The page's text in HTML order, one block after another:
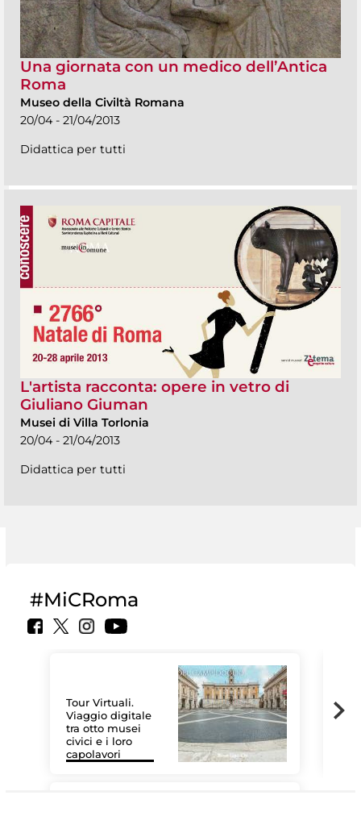
Una giornata con un medico dell’Antica
Roma
Museo della Civiltà Romana
20/04 - 21/04/2013
Didattica per tutti
L'artista racconta: opere in vetro di
Giuliano Giuman
Musei di Villa Torlonia
20/04 - 21/04/2013
Didattica per tutti
#MiCRoma
Tour Virtuali.
Viaggio digitale
tra otto musei
civici e i loro
capolavori